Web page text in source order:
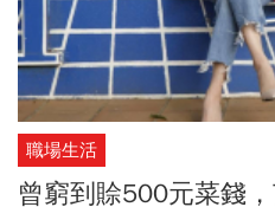
職場生活
曾窮到賒500元菜錢